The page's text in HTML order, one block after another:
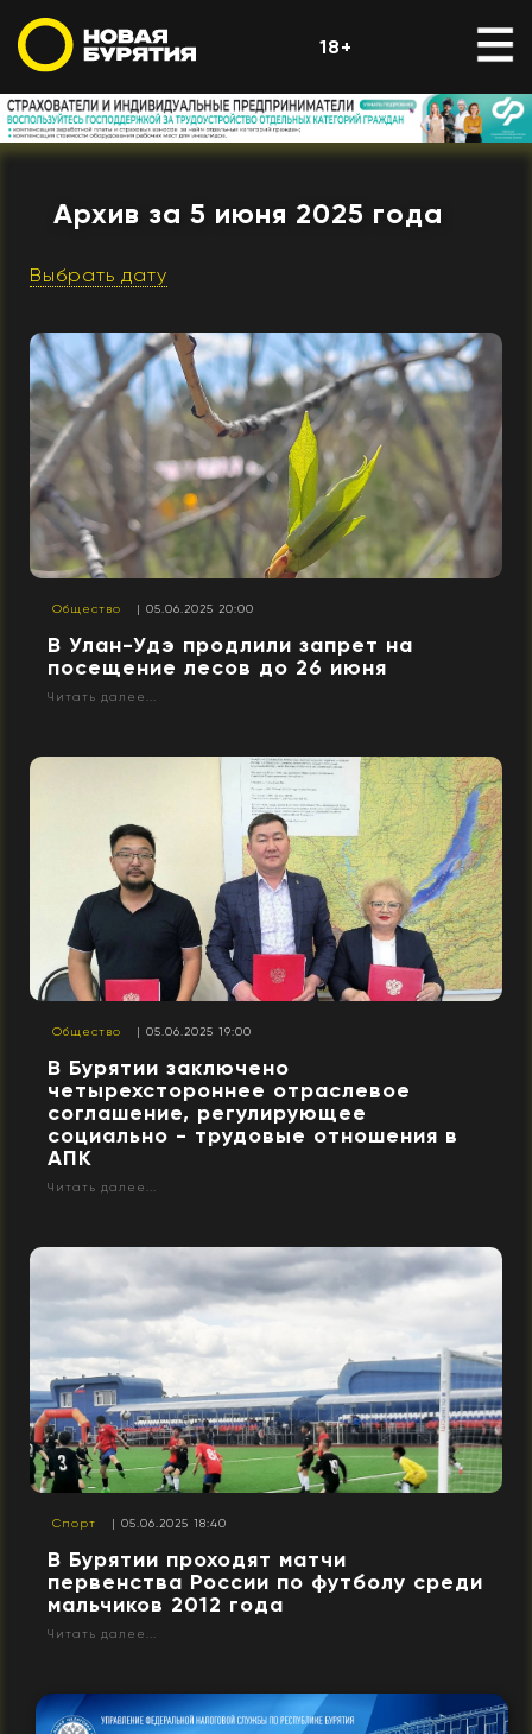
18+
Архив за 5 июня 2025 года
Выбрать дату
Общество | 05.06.2025 20:00
В Улан-Удэ продлили запрет на
посещение лесов до 26 июня
Читать далее...
Общество | 05.06.2025 19:00
В Бурятии заключено
четырехстороннее отраслевое
соглашение, регулирующее
социально - трудовые отношения в
АПК
Читать далее...
Спорт | 05.06.2025 18:40
В Бурятии проходят матчи
первенства России по футболу среди
мальчиков 2012 года
Читать далее...